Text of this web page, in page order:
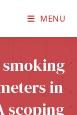
MENU
in
scoping